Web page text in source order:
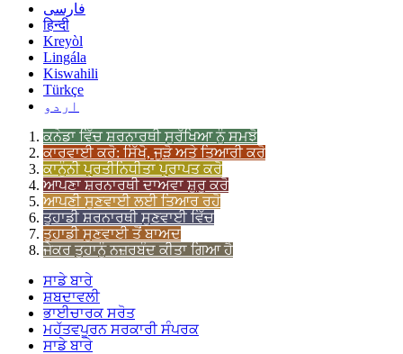
فارسی
हिन्दी
Kreyòl
Lingála
Kiswahili
Türkçe
اردو
ਕਨੇਡਾ ਵਿੱਚ ਸ਼ਰਨਾਰਥੀ ਸੁਰੱਖਿਆ ਨੂੰ ਸਮਝੋ
ਕਾਰਵਾਈ ਕਰੋ: ਸਿੱਖੋ, ਜੁੜੋ ਅਤੇ ਤਿਆਰੀ ਕਰੋ
ਕਾਨੂੰਨੀ ਪ੍ਰਤੀਨਿਧੀਤਾ ਪ੍ਰਾਪਤ ਕਰੋ
ਆਪਣਾ ਸ਼ਰਨਾਰਥੀ ਦਾਅਵਾ ਸ਼ੁਰੂ ਕਰੋ
ਆਪਣੀ ਸੁਣਵਾਈ ਲਈ ਤਿਆਰ ਰਹੋ
ਤੁਹਾਡੀ ਸ਼ਰਨਾਰਥੀ ਸੁਣਵਾਈ ਵਿੱਚ
ਤੁਹਾਡੀ ਸੁਣਵਾਈ ਤੋਂ ਬਾਅਦ
ਜੇਕਰ ਤੁਹਾਨੂੰ ਨਜ਼ਰਬੰਦ ਕੀਤਾ ਗਿਆ ਹੈ
ਸਾਡੇ ਬਾਰੇ
ਸ਼ਬਦਾਵਲੀ
ਭਾਈਚਾਰਕ ਸਰੋਤ
ਮਹੱਤਵਪੂਰਨ ਸਰਕਾਰੀ ਸੰਪਰਕ
ਸਾਡੇ ਬਾਰੇ